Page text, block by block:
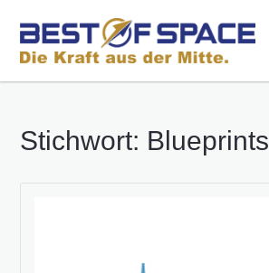
Stichwort: Blueprints